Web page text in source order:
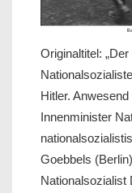
Originaltitel:
Hitler.
Innenminister
Goebbels
Nationalsozialist